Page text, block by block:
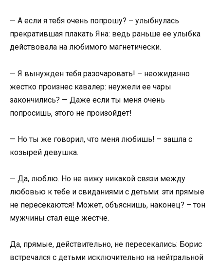
— А если я тебя очень попрошу? – улыбнулась
прекратившая плакать Яна: ведь раньше ее улыбка
действовала на любимого магнетически.
— Я вынужден тебя разочаровать! – неожиданно
жестко произнес кавалер: неужели ее чары
закончились? — Даже если ты меня очень
попросишь, этого не произойдет!
— Но ты же говорил, что меня любишь! – зашла с
козырей девушка.
— Да, люблю. Но не вижу никакой связи между
любовью к тебе и свиданиями с детьми: эти прямые
не пересекаются! Может, объяснишь, наконец? – тон
мужчины стал еще жестче.
Да, прямые, действительно, не пересекались: Борис
встречался с детьми исключительно на нейтральной